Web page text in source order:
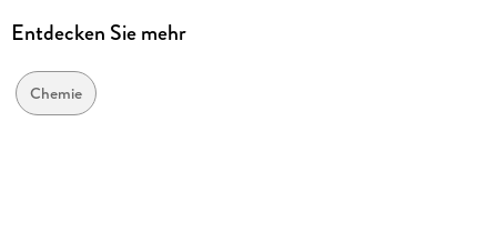
Produktart
Gewicht
113 g
Entdecken Sie mehr
Chemie